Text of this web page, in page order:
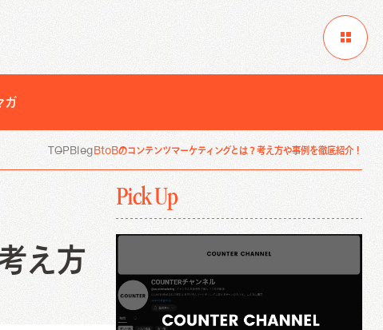
インタビュー/取材記事制作代行
ホワイトペーパー制作/作成代行
メルマガ制作配信代行
ニュース
ガ
TOP Blog BtoBのコンテンツマーケティングとは？考え方や事例を徹底紹介！
Pick Up
え方